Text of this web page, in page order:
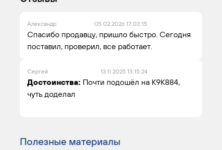
Александр 05.02.2026 17:03:15
Спасибо продавцу, пришло быстро. Сегодня
поставил, проверил, все работает.
Сергей 13.11.2025 13:15:24
Достоинства: Почти подошёл на К9К884,
чуть доделал
Полезные материалы